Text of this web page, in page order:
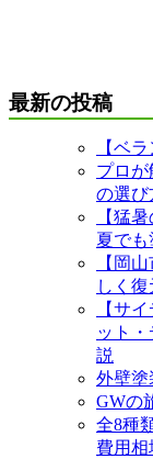
最新の投稿
【ベ
プロ
の選び
【猛
夏でも
【岡
しく
【サ
ット
説
外壁塗
GWの
全8種
費用